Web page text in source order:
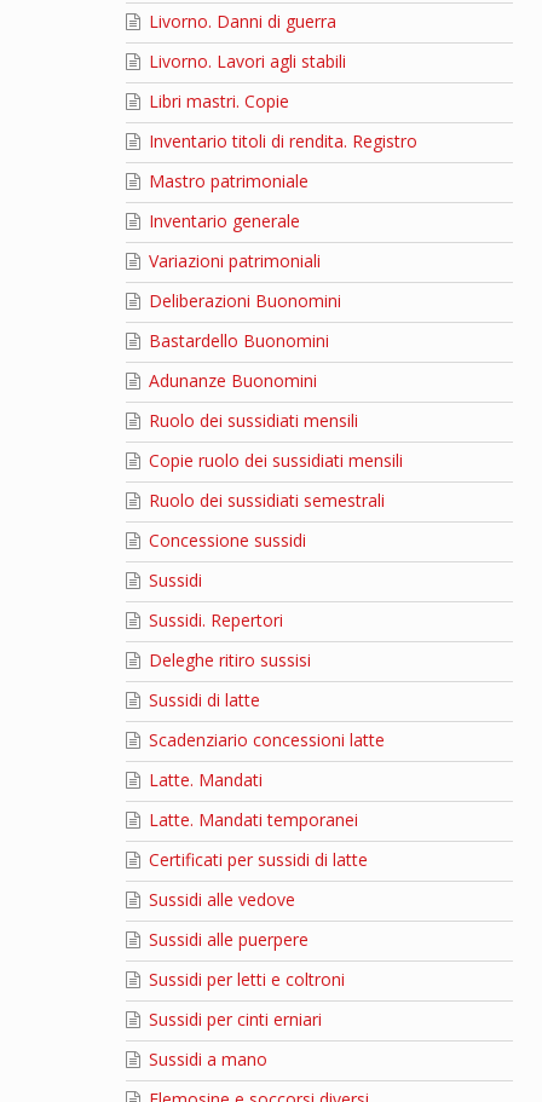
Livorno. Danni di guerra
Livorno. Lavori agli stabili
Libri mastri. Copie
Inventario titoli di rendita. Registro
Mastro patrimoniale
Inventario generale
Variazioni patrimoniali
Deliberazioni Buonomini
Bastardello Buonomini
Adunanze Buonomini
Ruolo dei sussidiati mensili
Copie ruolo dei sussidiati mensili
Ruolo dei sussidiati semestrali
Concessione sussidi
Sussidi
Sussidi. Repertori
Deleghe ritiro sussisi
Sussidi di latte
Scadenziario concessioni latte
Latte. Mandati
Latte. Mandati temporanei
Certificati per sussidi di latte
Sussidi alle vedove
Sussidi alle puerpere
Sussidi per letti e coltroni
Sussidi per cinti erniari
Sussidi a mano